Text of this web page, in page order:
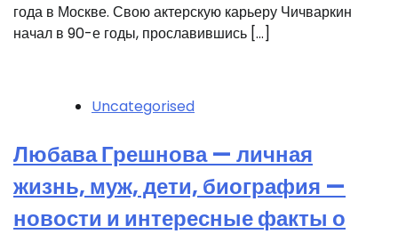
года в Москве. Свою актерскую карьеру Чичваркин
начал в 90-е годы, прославившись […]
Uncategorised
Любава Грешнова — личная
жизнь, муж, дети, биография —
новости и интересные факты о